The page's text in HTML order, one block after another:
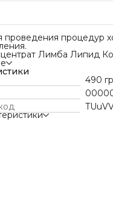
проведения процедур
Лимба Липид
в системе
волос.
укрепляет
масло
кокоса, масло
490 гр